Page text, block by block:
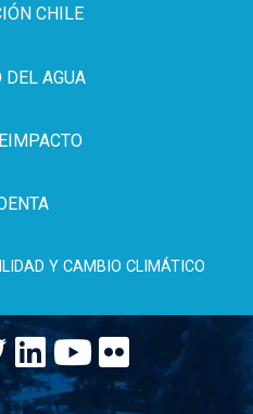
CHILE
DEL AGUA
Y CAMBIO CLIMÁTICO